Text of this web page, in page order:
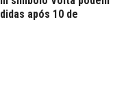
após 10 de